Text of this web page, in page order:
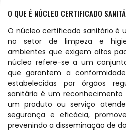
O QUE É NÚCLEO CERTIFICADO
O núcleo certificado sanitário é
no setor de limpeza e
ambientes que exigem altos
núcleo refere-se a um
que garantem a
estabelecidas por órgãos
sanitária é um reconhecimento
um produto ou serviço
segurança e eficácia,
prevenindo a disseminação de